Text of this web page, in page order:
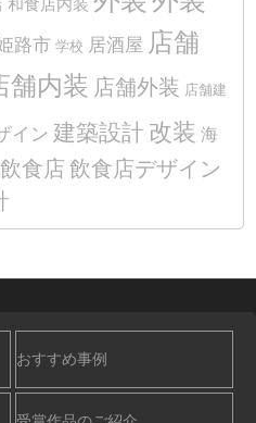
和食店内装
路市 学校 居酒屋 店舗
舗内装 店舗外装 店舗建
イン 建築設計 改装 海
飲食店 飲食店デザイン
おすすめ事例